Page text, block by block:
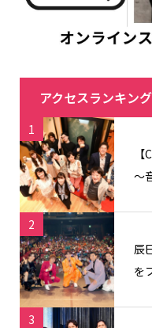
アクセスランキング
1
〜
2
辰
を
3